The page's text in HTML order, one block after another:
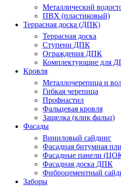
Металлический
ПВХ (пластиковый)
Террасная доска (ДПК)
Террасная доска
Ступени ДПК
Ограждения ДПК
Комплектующие для
Кровля
Металлочерепица и
Гибкая черепица
Профнастил
Фальцевая кровля
Защелка (клик фальц)
Фасады
Виниловый сайдинг
Фасадная битумная
Фасадные панели
Фасадная доска ДПК
Фиброцементный
Заборы